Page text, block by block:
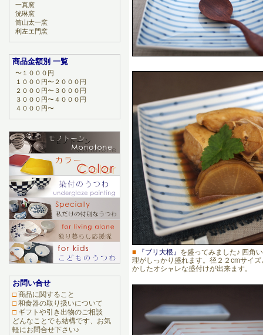
■ 『ブリ大根』 を盛ってみました♪ 四角
理がしっかり盛れます。径２２cmサイ
かしたオシャレな盛付けが出来ます。
一真窯
洸琳窯
筒山太一窯
利左エ門窯
商品金額別 一覧
〜１０００円
１０００円〜２０００円
２０００円〜３０００円
３０００円〜４０００円
４０００円〜
お問い合せ
□商品に関すること
□和食器の取り扱いについて
□ギフトや引き出物のご相談
どんなことでも結構です、お気
軽にお問合せ下さい♪